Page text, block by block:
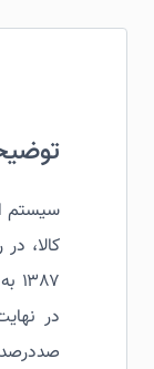
سیستم
کالا،
صددرصد